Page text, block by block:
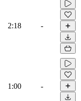
2:18 -
1:00 -